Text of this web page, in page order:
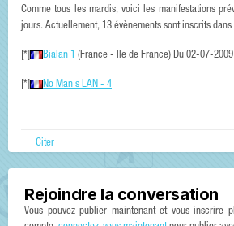
Comme tous les mardis, voici les manifestations
jours. Actuellement, 13 évènements sont inscrits
[*] Bialan 1 (France - Ile de France) Du 02-07-
[*] No Man's LAN - 4
Citer
Rejoindre la conversation
Vous pouvez publier maintenant et vous inscrire